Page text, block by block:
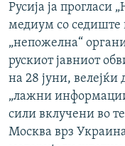
Русија ја прогласи
медиум со седиште
„непожелна“
рускиот јавниот
на 28 јуни, велејќи
„лажни
сили вклучени во
Москва врз